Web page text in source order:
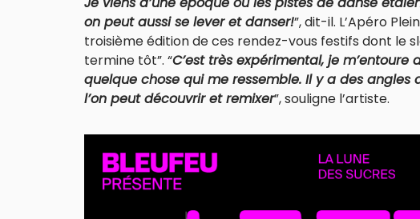
on peut aussi se lever et danser!”, dit-il. L’Apéro
troisième édition de ces rendez-vous festifs dont le
termine tôt”. “C’est très expérimental, je m’entoure
quelque chose qui me ressemble. Il y a des
l’on peut découvrir et remixer”, souligne l’artiste.